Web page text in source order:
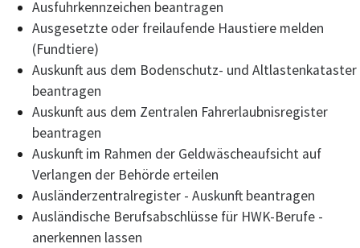
Ausfuhrkennzeichen beantragen
Ausgesetzte oder freilaufende Haustiere melden
(Fundtiere)
Auskunft aus dem Bodenschutz- und Altlastenkataster
beantragen
Auskunft aus dem Zentralen Fahrerlaubnisregister
beantragen
Auskunft im Rahmen der Geldwäscheaufsicht auf
Verlangen der Behörde erteilen
Ausländerzentralregister - Auskunft beantragen
Ausländische Berufsabschlüsse für HWK-Berufe -
anerkennen lassen